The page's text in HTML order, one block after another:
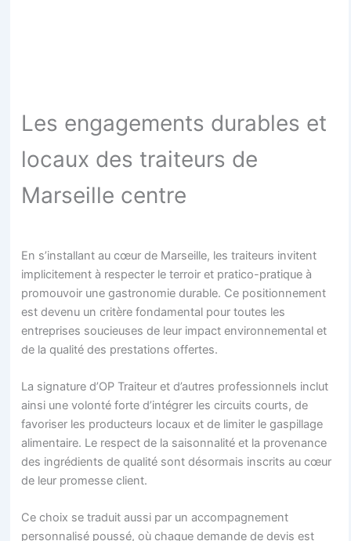
Les engagements durables et
locaux des traiteurs de
Marseille centre
En s’installant au cœur de Marseille, les traiteurs invitent
implicitement à respecter le terroir et pratico-pratique à
promouvoir une gastronomie durable. Ce positionnement
est devenu un critère fondamental pour toutes les
entreprises soucieuses de leur impact environnemental et
de la qualité des prestations offertes.
La signature d’OP Traiteur et d’autres professionnels inclut
ainsi une volonté forte d’intégrer les circuits courts, de
favoriser les producteurs locaux et de limiter le gaspillage
alimentaire. Le respect de la saisonnalité et la provenance
des ingrédients de qualité sont désormais inscrits au cœur
de leur promesse client.
Ce choix se traduit aussi par un accompagnement
personnalisé poussé, où chaque demande de devis est